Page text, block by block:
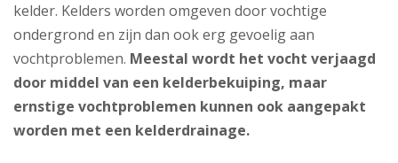
kelder. Kelders worden omgeven door vochtige
ondergrond en zijn dan ook erg gevoelig aan
vochtproblemen. Meestal wordt het vocht verjaagd
door middel van een kelderbekuiping, maar
ernstige vochtproblemen kunnen ook aangepakt
worden met een kelderdrainage.